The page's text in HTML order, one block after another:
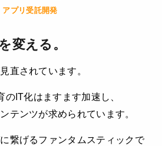
アプリ受託開発
変える。
直されています。
IT化はますます加速し、
テンツが求められています。
繋げるファンタムスティックで